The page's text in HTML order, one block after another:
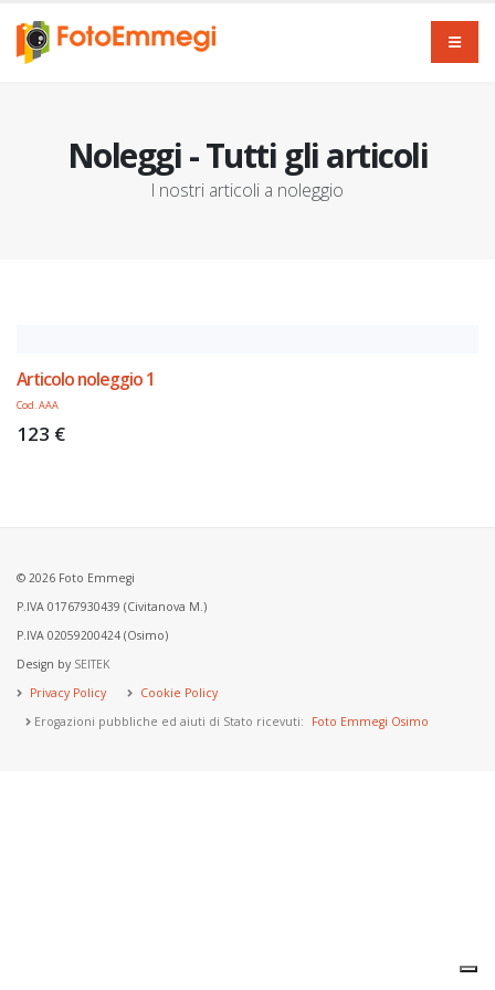
Noleggi - Tutti gli articoli
I nostri articoli a noleggio
Articolo noleggio 1
Cod. AAA
123 €
© 2026 Foto Emmegi
P.IVA 01767930439 (Civitanova M.)
P.IVA 02059200424 (Osimo)
Design by SEITEK
Privacy Policy
Cookie Policy
Erogazioni pubbliche ed aiuti di Stato ricevuti:
Foto Emmegi Osimo